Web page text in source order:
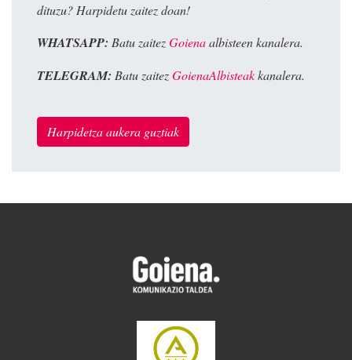
dituzu? Harpidetu zaitez doan!
WHATSAPP: Batu zaitezGoienaalbisteen kanalera.
TELEGRAM: Batu zaitezGoienaAlbisteakkanalera.
Harpidetza aukera guztiak